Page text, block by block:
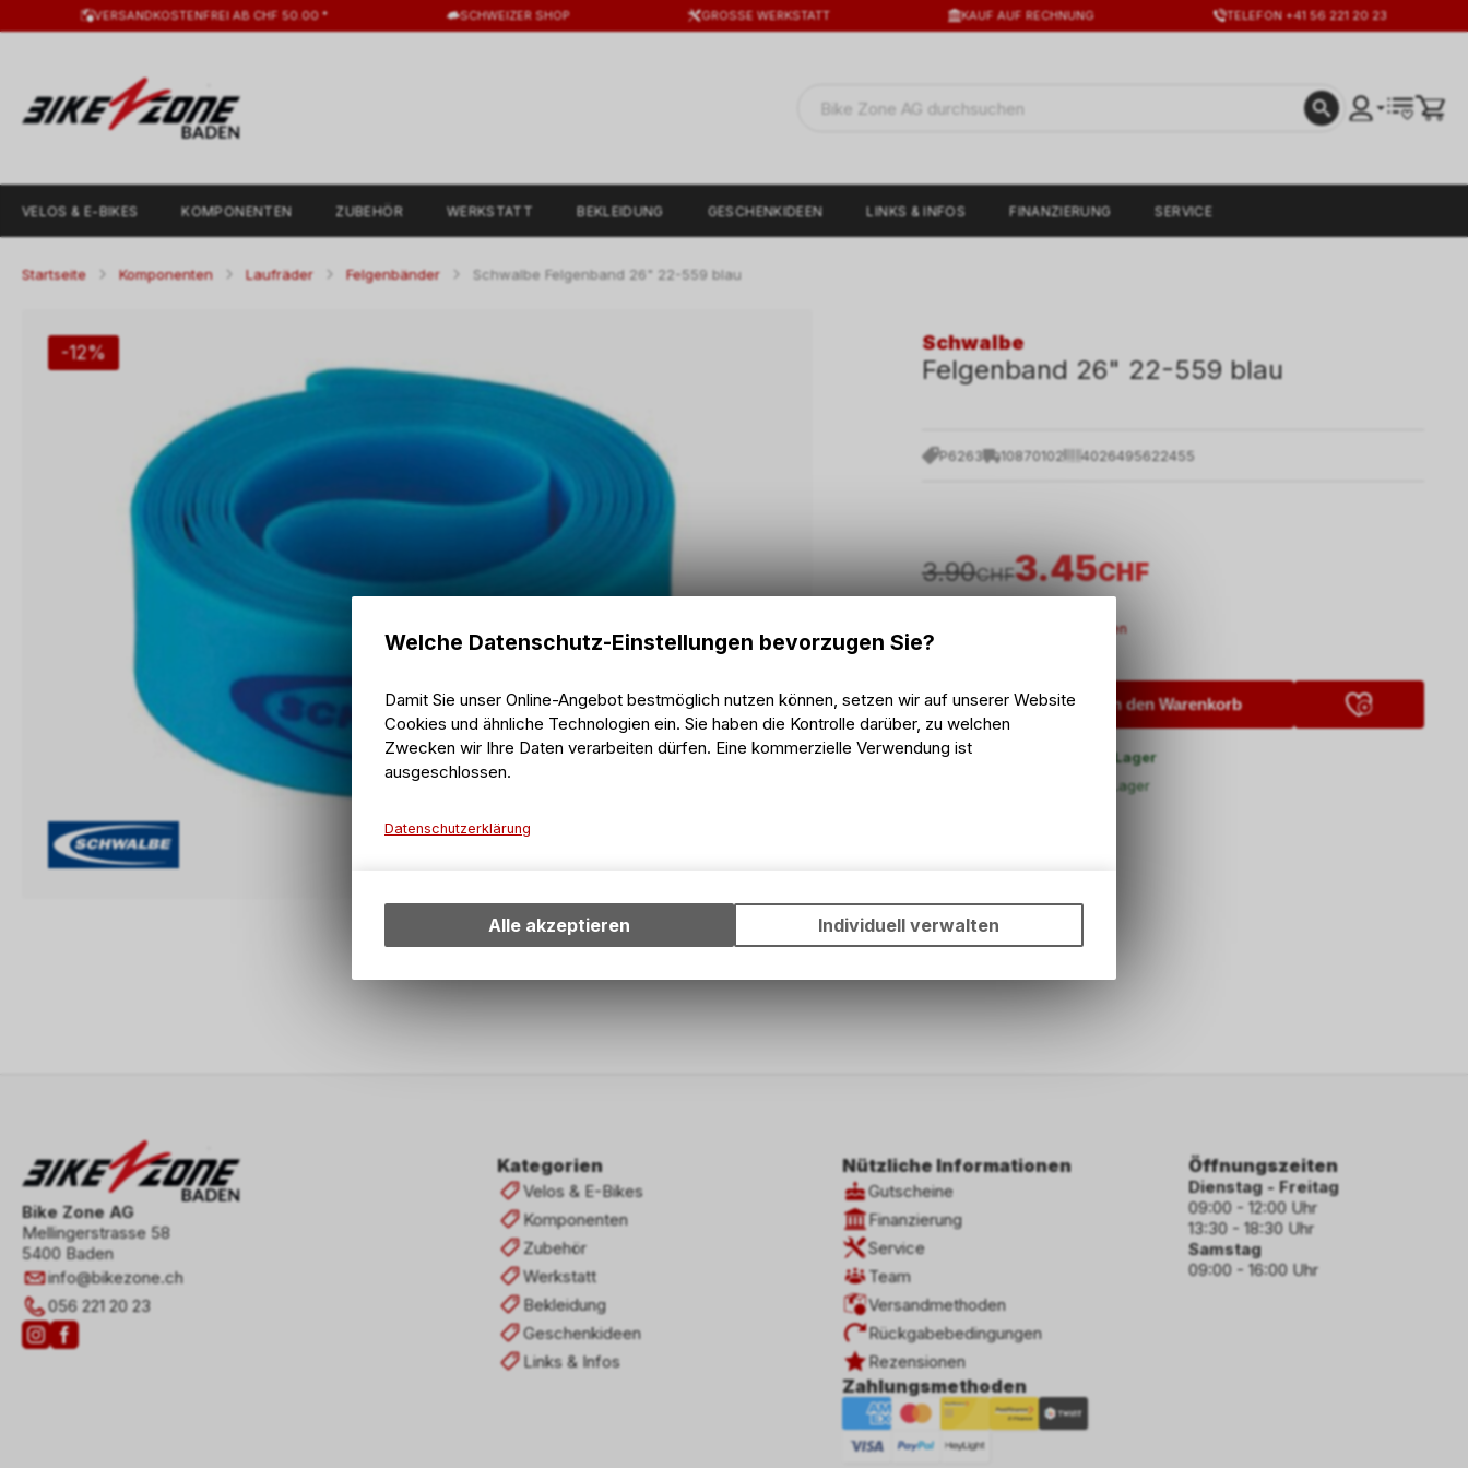
VERSANDKOSTENFREI AB CHF 50.00 * SCHWEIZER SHOP GROSSE WERKSTATT KAUF AUF RECHNUNG TELEFON +41 56 221 20 23
VELOS & E-BIKES KOMPONENTEN ZUBEHÖR WERKSTATT BEKLEIDUNG GESCHENKIDEEN LINKS & INFOS FINANZIERUNG SERVICE
Startseite Komponenten Laufräder Felgenbänder Schwalbe Felgenband 26" 22-559 blau
-12% Schwalbe
Felgenband 26" 22-559 blau
P6263 10870102 4026495622455
3.45CHF
3.90CHF
Versandkosten
In den Warenkorb
2 - 5 Tage ab externem Lager
2 - 5 Tage ab externem Lager
Bike Zone AG
Mellingerstrasse 58
5400 Baden
info@bikezone.ch
056 221 20 23
Kategorien
Velos & E-Bikes
Komponenten
Zubehör
Werkstatt
Bekleidung
Geschenkideen
Links & Infos
Nützliche Informationen
Gutscheine
Finanzierung
Service
Team
Versandmethoden
Rückgabebedingungen
Rezensionen
Zahlungsmethoden
Öffnungszeiten
Dienstag - Freitag
09:00 - 12:00 Uhr
13:30 - 18:30 Uhr
Samstag
09:00 - 16:00 Uhr
Welche Datenschutz-Einstellungen bevorzugen Sie?
Damit Sie unser Online-Angebot bestmöglich nutzen können, setzen wir auf unserer Website
Cookies und ähnliche Technologien ein. Sie haben die Kontrolle darüber, zu welchen
Zwecken wir Ihre Daten verarbeiten dürfen. Eine kommerzielle Verwendung ist
ausgeschlossen.
Datenschutzerklärung
Ihrem Gerät, um die grundlegenden Funktionen unseres Online-Angebots,
wie die Verwendung des Warenkorbs, zu ermöglichen. Bitte beachten Sie,
Informationen zulassen.
Alle akzeptieren Individuell verwalten